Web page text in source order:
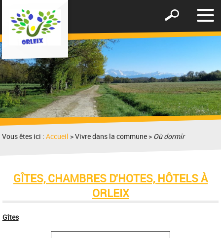
le
Afficher
formulaire
Vous êtes ici :Accueil > Vivre dans la commune > Où dormir
GÎTES, CHAMBRES D'HOTES, HÔTELS À
ORLEIX
Gîtes